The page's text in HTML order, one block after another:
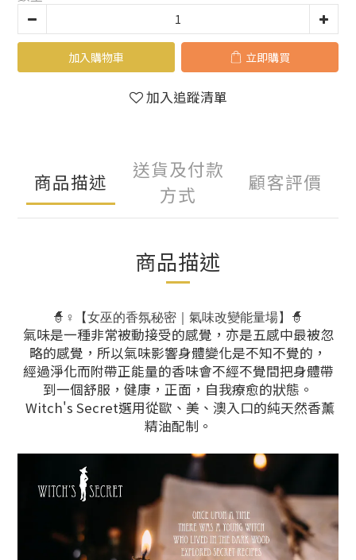
加入購物車 立即購買
加入追蹤清單
商品描述
送貨及付款
方式
顧客評價
商品描述
🧙♀️【女巫的香氛秘密｜氣味改變能量場】🧙
氣味是一種非常被動接受的感覺，亦是五感中最被忽
略的感覺，所以氣味影響身體變化是不知不覺的，
經過淨化而附帶正能量的香味會不經不覺間把身體帶
到一個舒服，健康，正面，自我療愈的狀態。
Witch's Secret選用從歐、美、澳入口的純天然香薰
精油配制。